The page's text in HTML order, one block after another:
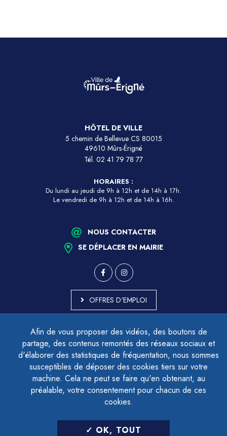
Afin de vous proposer des vidéos, des boutons de
partage, des contenus remontés des réseaux sociaux et
d'élaborer des statistiques de fréquentation, nous sommes
susceptibles de déposer des cookies tiers sur votre
machine. Cela ne peut se faire qu'en obtenant, au
préalable, votre consentement pour chacun de ces
cookies.
OK, TOUT
HÔTEL DE VILLE
5 chemin de Bellevue CS 80015
49610 Mûrs-Érigné
Tél. 02 41 79 78 77
HORAIRES :
Du lundi au jeudi de 9h à 12h et de 14h à 17h.
Le vendredi de 9h à 12h et de 14h à 16h.
NOUS CONTACTER
SE DÉPLACER EN MAIRIE
OFFRES D'EMPLOI
ACCESSIBILITÉ - PARTIELLEMENT CONFORME
PLAN DU SITE
MENTIONS LÉGALES
CONTACTER LE DÉLÉGUÉ À LA PROTECTION DES DONNÉES
GESTION DES COOKIES
LETTRE D'INFORMATION